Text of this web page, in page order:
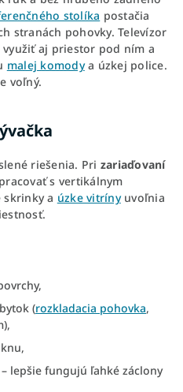
stolíka postačia
stranách pohovky. Televízor
aj priestor pod ním a
malej komodya úzkej police.
voľný.
riešenia. Pri zariaďovaní
s vertikálnym
skrinky a úzke vitrínyuvoľnia
(rozkladacia pohovka,
– lepšie fungujú ľahké záclony